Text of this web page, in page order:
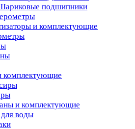
подшипники
и комплектующие
комплектующие
и комплектующие
воды